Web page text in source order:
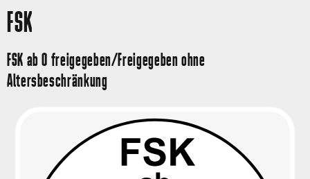
FSK
FSK ab 0 freigegeben/Freigegeben ohne
Altersbeschränkung